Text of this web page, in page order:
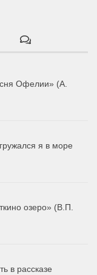
Офелии» (А.
я в море
озеро» (В.П.
в рассказе